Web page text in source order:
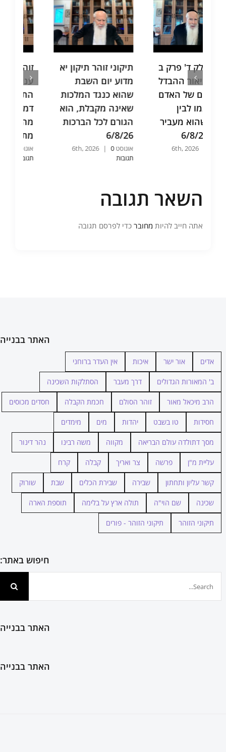
זוהר תיקון יא
השבת
המלכות
מקבלת, הוא
לכל הברכות
זוהר חיי שרה סיכום
ענין ג' מדרגות של
התפילה ע"י שערי
דמעה שלא ננעלו
מהם כל התפילות
מתקבלות 6/8/26
אוגוסט 6th, 2026 | 0
תגובות
זוהר חיי
התפילה
בדינים
העולם על
5/8/26
אוגוסט 5th, 20260
השאר תגובה
אתה חייב להיות מחובר כדי לפרסם תגובה
האתר בבנייה
אדים אור ישר איכות אין העדר ברוחני
ב' המאורות הגדולים דרך מעבר הסתלקות השכינה
הרב מיכאל מאור זוהר הסולם חכמת הקבלה חסדים מכוסים
חסידות טו בשבט יהדות מים מימדים
מסך דתולדה עולם הבריאה מקווה משה רבינו נהר דינור
עליית מ"ן פרשה צר ואריך קבלה קרח
קשר עליון ותחתון שבירה שבירת הכלים שבת שורוק
שכינה שם הוי"ה תולה ארץ על בלימה תוספת הארה
תיקוני הזוהר תיקוני הזוהר - פורים
חיפוש באתר:
האתר בבנייה
האתר בבנייה